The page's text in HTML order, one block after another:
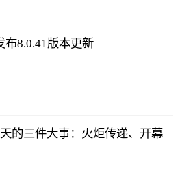
布8.0.41版本更新
的三件大事：火炬传递、开幕